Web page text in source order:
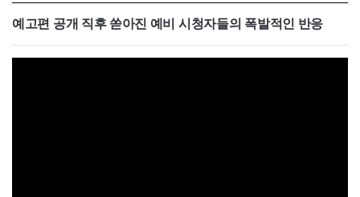
예고편 공개 직후 쏟아진 예비 시청자들의 폭발적인 반응